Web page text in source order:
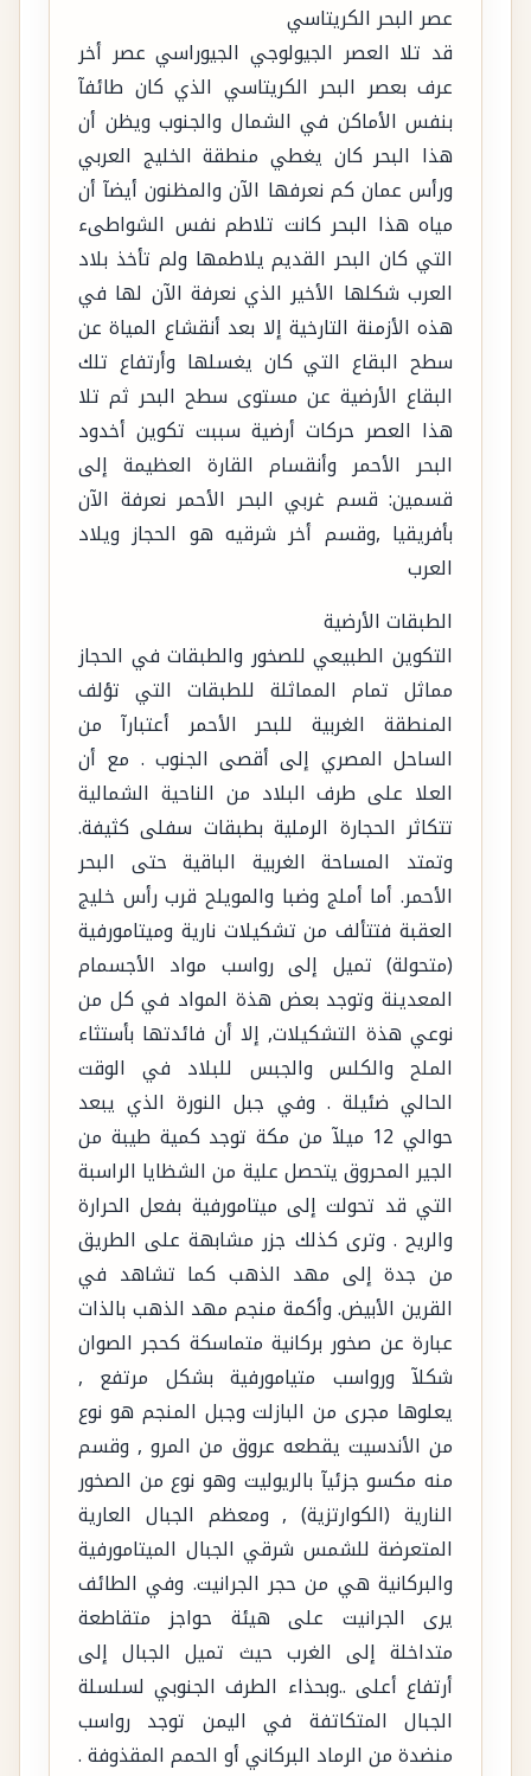
عصر البحر الكريتاسي
قد تلا العصر الجيولوجي الجيوراسي عصر أخر
عرف بعصر البحر الكريتاسي الذي كان طائفآ
بنفس الأماكن في الشمال والجنوب ويظن أن
هذا البحر كان يغطي منطقة الخليج العربي
ورأس عمان كم نعرفها الآن والمظنون أيضآ أن
مياه هذا البحر كانت تلاطم نفس الشواطىء
التي كان البحر القديم يلاطمها ولم تأخذ بلاد
العرب شكلها الأخير الذي نعرفة الآن لها في
هذه الأزمنة التارخية إلا بعد أنقشاع المياة عن
سطح البقاع التي كان يغسلها وأرتفاع تلك
البقاع الأرضية عن مستوى سطح البحر ثم تلا
هذا العصر حركات أرضية سببت تكوين أخدود
البحر الأحمر وأنقسام القارة العظيمة إلى
قسمين: قسم غربي البحر الأحمر نعرفة الآن
بأفريقيا ,وقسم أخر شرقيه هو الحجاز ويلاد
العرب
الطبقات الأرضية
التكوين الطبيعي للصخور والطبقات في الحجاز
مماثل تمام المماثلة للطبقات التي تؤلف
المنطقة الغربية للبحر الأحمر أعتبارآ من
الساحل المصري إلى أقصى الجنوب . مع أن
العلا على طرف البلاد من الناحية الشمالية
تتكاثر الحجارة الرملية بطبقات سفلى كثيفة.
وتمتد المساحة الغربية الباقية حتى البحر
الأحمر. أما أملج وضبا والمويلح قرب رأس خليج
العقبة فتتألف من تشكيلات نارية وميتامورفية
(متحولة) تميل إلى رواسب مواد الأجسمام
المعدينة وتوجد بعض هذة المواد في كل من
نوعي هذة التشكيلات, إلا أن فائدتها بأستثاء
الملح والكلس والجبس للبلاد في الوقت
الحالي ضئيلة . وفي جبل النورة الذي يبعد
حوالي 12 ميلآ من مكة توجد كمية طيبة من
الجير المحروق يتحصل علية من الشظايا الراسبة
التي قد تحولت إلى ميتامورفية بفعل الحرارة
والريح . وترى كذلك جزر مشابهة على الطريق
من جدة إلى مهد الذهب كما تشاهد في
القرين الأبيض. وأكمة منجم مهد الذهب بالذات
عبارة عن صخور بركانية متماسكة كحجر الصوان
شكلآ ورواسب متيامورفية بشكل مرتفع ,
يعلوها مجرى من البازلت وجبل المنجم هو نوع
من الأندسيت يقطعه عروق من المرو , وقسم
منه مكسو جزئيآ بالريوليت وهو نوع من الصخور
النارية (الكوارتزية) , ومعظم الجبال العارية
المتعرضة للشمس شرقي الجبال الميتامورفية
والبركانية هي من حجر الجرانيت. وفي الطائف
يرى الجرانيت على هيئة حواجز متقاطعة
متداخلة إلى الغرب حيث تميل الجبال إلى
أرتفاع أعلى ..وبحذاء الطرف الجنوبي لسلسلة
الجبال المتكاتفة في اليمن توجد رواسب
منضدة من الرماد البركاني أو الحمم المقذوفة .